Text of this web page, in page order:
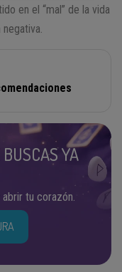
en el “mal” de la vida
YA
tu corazón.